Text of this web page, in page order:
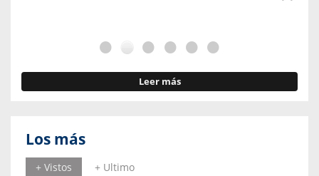
Leer más
Los más
+ Vistos
+ Ultimo